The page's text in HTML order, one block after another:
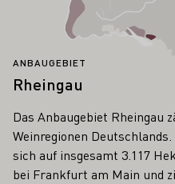
ANBAUGEBIET
Rheingau
Das Anbaugebiet Rheingau
Weinregionen
sich auf insgesamt 3.117
bei Frankfurt am Main und